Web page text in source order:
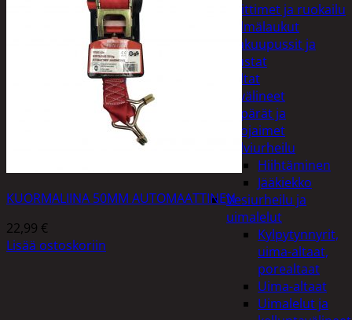
Keittimet ja ruokailu
Kylmälaukut
Makuupussit ja
alustat
Teltat
Urheiluvälineet
Kypärät ja
suojaimet
Talviurheilu
Hiihtäminen
Jääkiekko
Vesiurheilu ja
uimalelut
Kylpytynnyrit,
uima-altaat,
porealtaat
Uima-altaat
Uimalelut ja
KUORMALIINA 50MM AUTOMAATTINEN
22,99 €
Lisää ostoskoriin